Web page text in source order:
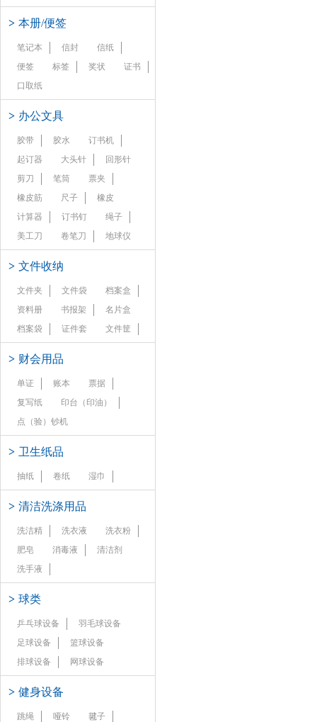
> 本册/便签
笔记本 信封
信纸
便签
标签 奖状
证书
口取纸
> 办公文具
胶带 胶水
订书机
起订器
大头针
回形针
剪刀
笔筒
票夹
橡皮筋
尺子
橡皮
计算器
订书钉
绳子
美工刀
卷笔刀 地球仪
> 文件收纳
文件夹 文件袋
档案盒
资料册
书报架
名片盒
档案袋
证件套 文件筐
> 财会用品
单证 账本
票据
复写纸
印台（印油）
点（验）钞机
> 卫生纸品
抽纸 卷纸 湿巾
> 清洁洗涤用品
洗洁精 洗衣液
洗衣粉
肥皂
消毒液
清洁剂
洗手液
> 球类
乒乓球设备
羽毛球设备
足球设备
篮球设备
排球设备
网球设备
> 健身设备
跳绳 哑铃
毽子